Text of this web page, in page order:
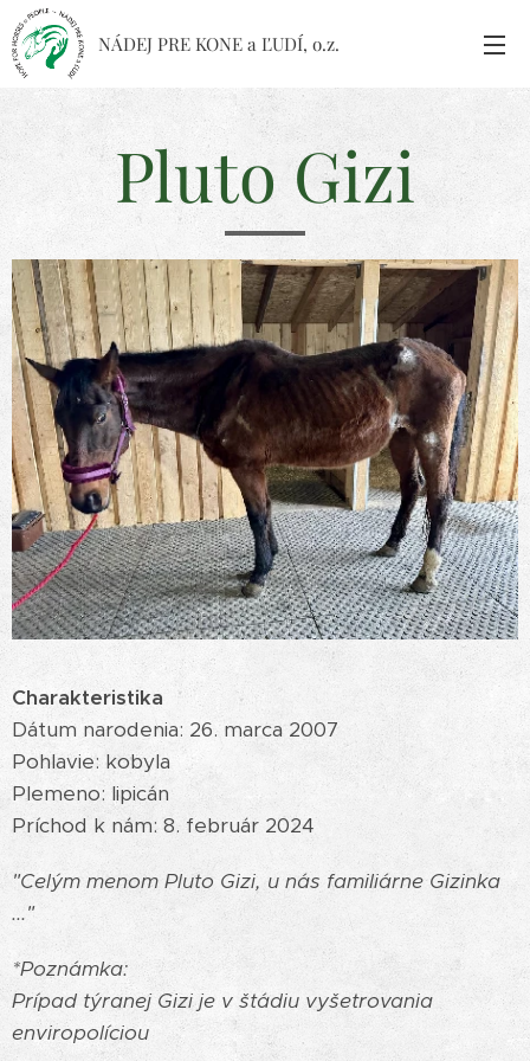
NÁDEJ PRE KONE a ĽUDÍ, o.z.
Pluto Gizi
Charakteristika
Dátum narodenia: 26. marca 2007
Pohlavie: kobyla
Plemeno: lipicán
Príchod k nám: 8. február 2024
"Celým menom Pluto Gizi, u nás familiárne Gizinka
..."
*Poznámka:
Prípad týranej Gizi je v štádiu vyšetrovania
enviropolíciou